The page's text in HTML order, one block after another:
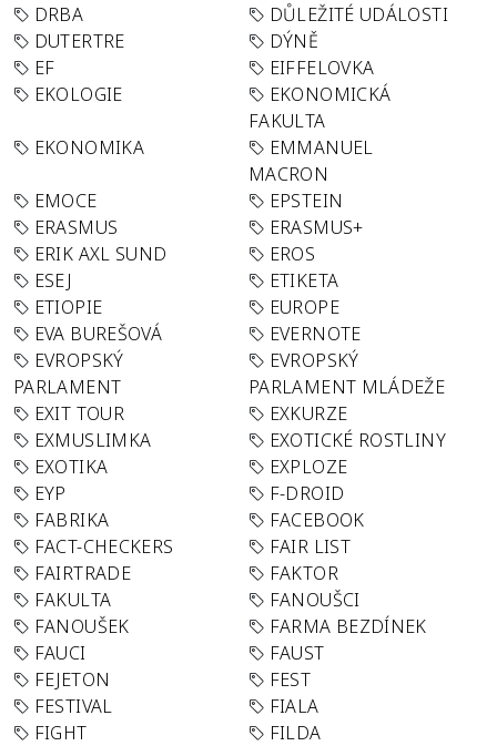
DRBA
DŮLEŽITÉ UDÁLOSTI
DUTERTRE
DÝNĚ
EF
EIFFELOVKA
EKOLOGIE
EKONOMICKÁ
FAKULTA
EKONOMIKA
EMMANUEL
MACRON
EMOCE
EPSTEIN
ERASMUS
ERASMUS+
ERIK AXL SUND
EROS
ESEJ
ETIKETA
ETIOPIE
EUROPE
EVA BUREŠOVÁ
EVERNOTE
EVROPSKÝ
PARLAMENT
EVROPSKÝ
PARLAMENT MLÁDEŽE
EXIT TOUR
EXKURZE
EXMUSLIMKA
EXOTICKÉ ROSTLINY
EXOTIKA
EXPLOZE
EYP
F-DROID
FABRIKA
FACEBOOK
FACT-CHECKERS
FAIR LIST
FAIRTRADE
FAKTOR
FAKULTA
FANOUŠCI
FANOUŠEK
FARMA BEZDÍNEK
FAUCI
FAUST
FEJETON
FEST
FESTIVAL
FIALA
FIGHT
FILDA